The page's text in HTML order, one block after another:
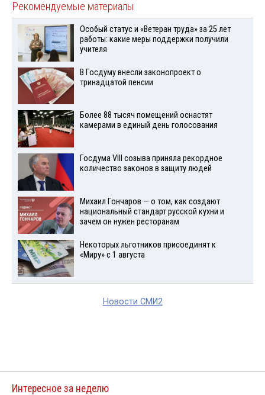
Рекомендуемые материалы
Особый статус и «Ветеран труда» за 25 лет
работы: какие меры поддержки получили
учителя
В Госдуму внесли законопроект о
тринадцатой пенсии
Более 88 тысяч помещений оснастят
камерами в единый день голосования
Госдума VIII созыва приняла рекордное
количество законов в защиту людей
Михаил Гончаров — о том, как создают
национальный стандарт русской кухни и
зачем он нужен ресторанам
Некоторых льготников присоединят к
«Миру» с 1 августа
Новости СМИ2
Интересное за неделю